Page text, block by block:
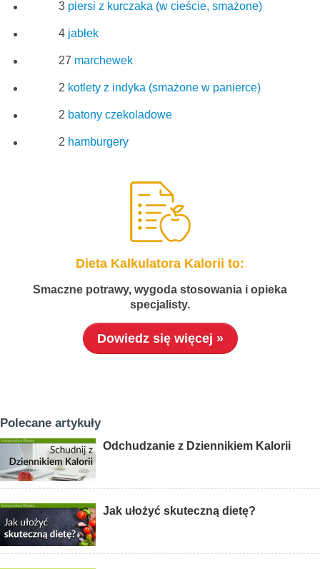
3 piersi z kurczaka (w cieście, smażone)
4 jabłek
27 marchewek
2 kotlety z indyka (smażone w panierce)
2 batony czekoladowe
2 hamburgery
Dieta Kalkulatora Kalorii to:
Smaczne potrawy, wygoda stosowania i opieka
specjalisty.
Dowiedz się więcej »
Polecane artykuły
Odchudzanie z Dziennikiem Kalorii
Jak ułożyć skuteczną dietę?